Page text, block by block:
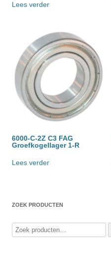
Lees verder
6000-C-2Z C3 FAG
Groefkogellager 1-R
Lees verder
ZOEK PRODUCTEN
Zoeken
naar: